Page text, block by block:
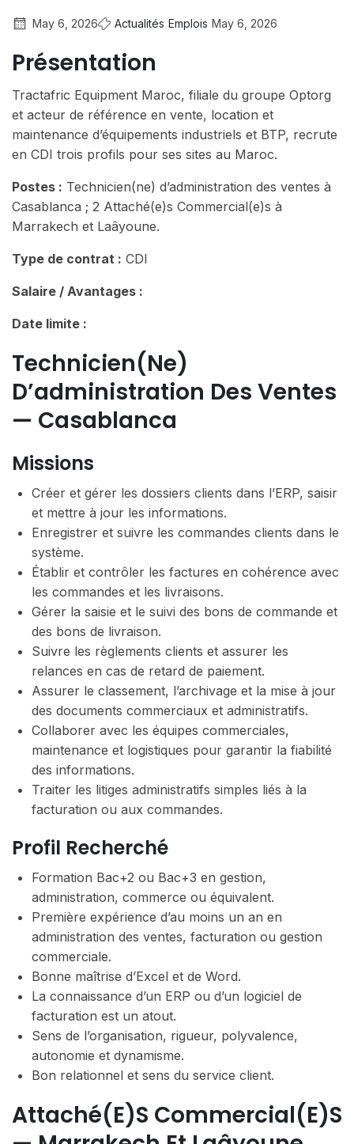
May 6, 2026 Actualités Emplois May 6, 2026
Présentation
Tractafric Equipment Maroc, filiale du groupe Optorg
et acteur de référence en vente, location et
maintenance d’équipements industriels et BTP, recrute
en CDI trois profils pour ses sites au Maroc.
Postes : Technicien(ne) d’administration des ventes à
Casablanca ; 2 Attaché(e)s Commercial(e)s à
Marrakech et Laâyoune.
Type de contrat : CDI
Salaire / Avantages :
Date limite :
Technicien(ne)
D’administration Des Ventes
— Casablanca
Missions
Créer et gérer les dossiers clients dans l’ERP, saisir
et mettre à jour les informations.
Enregistrer et suivre les commandes clients dans le
système.
Établir et contrôler les factures en cohérence avec
les commandes et les livraisons.
Gérer la saisie et le suivi des bons de commande et
des bons de livraison.
Suivre les règlements clients et assurer les
relances en cas de retard de paiement.
Assurer le classement, l’archivage et la mise à jour
des documents commerciaux et administratifs.
Collaborer avec les équipes commerciales,
maintenance et logistiques pour garantir la fiabilité
des informations.
Traiter les litiges administratifs simples liés à la
facturation ou aux commandes.
Profil Recherché
Formation Bac+2 ou Bac+3 en gestion,
administration, commerce ou équivalent.
Première expérience d’au moins un an en
administration des ventes, facturation ou gestion
commerciale.
Bonne maîtrise d’Excel et de Word.
La connaissance d’un ERP ou d’un logiciel de
facturation est un atout.
Sens de l’organisation, rigueur, polyvalence,
autonomie et dynamisme.
Bon relationnel et sens du service client.
Attaché(e)s Commercial(e)s